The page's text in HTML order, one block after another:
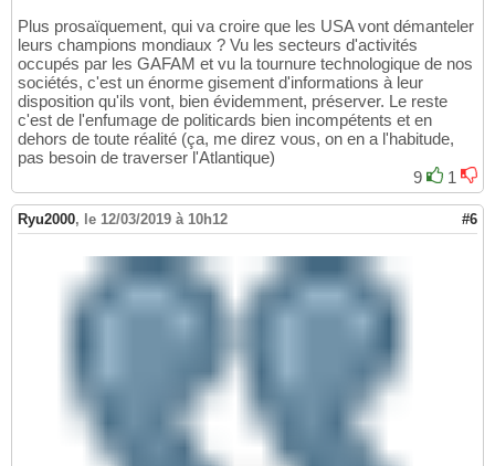
Plus prosaïquement, qui va croire que les USA vont démanteler
leurs champions mondiaux ? Vu les secteurs d'activités
occupés par les GAFAM et vu la tournure technologique de nos
sociétés, c'est un énorme gisement d'informations à leur
disposition qu'ils vont, bien évidemment, préserver. Le reste
c'est de l'enfumage de politicards bien incompétents et en
dehors de toute réalité (ça, me direz vous, on en a l'habitude,
pas besoin de traverser l'Atlantique)
9
1
Ryu2000, le 12/03/2019 à 10h12 #6